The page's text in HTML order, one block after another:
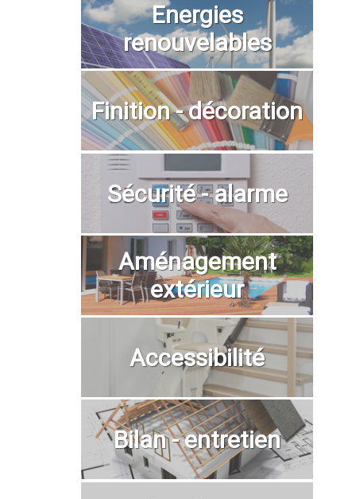
Energies
renouvelables
Finition - décoration
Sécurité - alarme
Aménagement
extérieur
Accessibilité
Bilan - entretien